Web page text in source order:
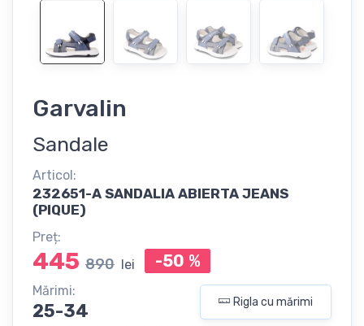
Garvalin
Sandale
Articol:
232651-A SANDALIA ABIERTA JEANS
(PIQUE)
Preț:
445 890 lei -50 %
Mărimi:
25-34 Rigla cu mărimi